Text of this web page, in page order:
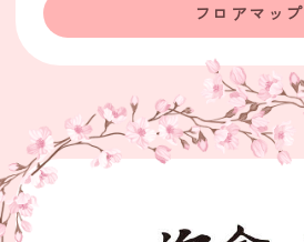
フロアマップ